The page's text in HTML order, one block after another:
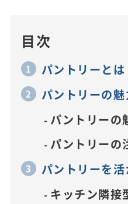
目次
パントリーとは
パントリーの
パントリーの
パントリーの
パントリーを
キッチン隣接